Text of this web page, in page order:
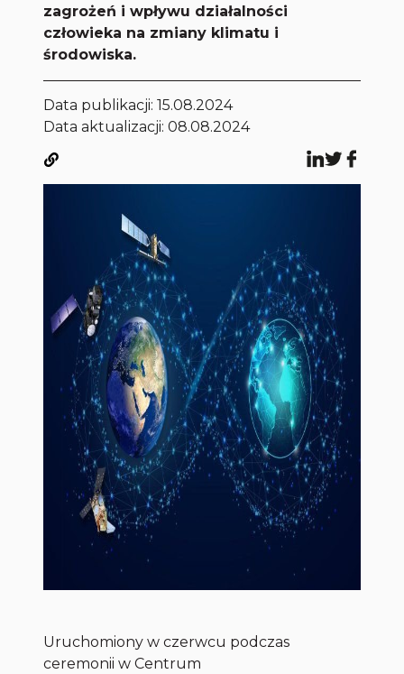
zagrożeń i wpływu działalności
człowieka na zmiany klimatu i
środowiska.
Data publikacji:15.08.2024
Data aktualizacji: 08.08.2024
Uruchomiony w czerwcu podczas
ceremonii w Centrum